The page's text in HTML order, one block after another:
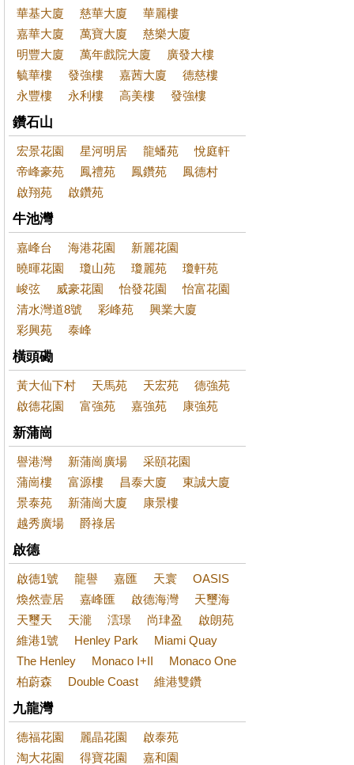
華基大廈
慈華大廈
華麗樓
嘉華大廈
萬寶大廈
慈樂大廈
明豐大廈
萬年戲院大廈
廣發大樓
毓華樓
發強樓 嘉茜大廈
德慈樓
永豐樓
永利樓 高美樓 發強樓
鑽石山
宏景花園 星河明居 龍蟠苑
悅庭軒
帝峰豪苑
鳳禮苑 鳳鑽苑
鳳德村
啟翔苑
啟鑽苑
牛池灣
嘉峰台 海港花園
新麗花園
曉暉花園
瓊山苑 瓊麗苑
瓊軒苑
峻弦
威豪花園 怡發花園
怡富花園
清水灣道8號
彩峰苑
興業大廈
彩興苑
泰峰
橫頭磡
黃大仙下村 天馬苑 天宏苑
德強苑
啟德花園
富強苑 嘉強苑 康強苑
新蒲崗
譽港灣 新蒲崗廣場
采頤花園
蒲崗樓
富源樓 昌泰大廈
東誠大廈
景泰苑
新蒲崗大廈
康景樓
越秀廣場
爵祿居
啟德
啟德1號 龍譽 嘉匯 天寰
OASIS
煥然壹居
嘉峰匯 啟德海灣
天璽海
天璽天
天瀧 澐璟 尚珒盈
啟朗苑
維港1號
Henley Park
Miami Quay
The Henley
Monaco I+II
Monaco One
柏蔚森
Double Coast 維港雙鑽
九龍灣
德福花園 麗晶花園
啟泰苑
淘大花園
得寶花園 嘉和園